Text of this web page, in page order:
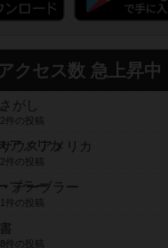
クセス数 急上昇中
がし
2件の投稿
ウスアメリカ
2件の投稿
テーブラー
1件の投稿
8件の投稿